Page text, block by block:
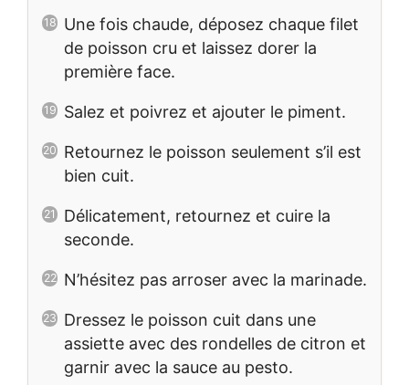
Une fois chaude, déposez chaque filet
de poisson cru et laissez dorer la
première face.
Salez et poivrez et ajouter le piment.
Retournez le poisson seulement s’il est
bien cuit.
Délicatement, retournez et cuire la
seconde.
N’hésitez pas arroser avec la marinade.
Dressez le poisson cuit dans une
assiette avec des rondelles de citron et
garnir avec la sauce au pesto.